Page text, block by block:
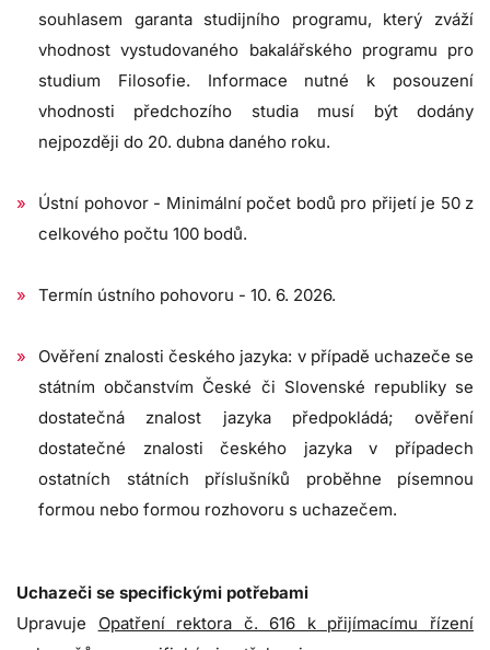
souhlasem garanta studijního programu, který zváží
vhodnost vystudovaného bakalářského programu pro
studium Filosofie. Informace nutné k posouzení
vhodnosti předchozího studia musí být dodány
nejpozději do 20. dubna daného roku.
Ústní pohovor - Minimální počet bodů pro přijetí je 50 z
celkového počtu 100 bodů.
Termín ústního pohovoru - 10. 6. 2026.
Ověření znalosti českého jazyka: v případě uchazeče se
státním občanstvím České či Slovenské republiky se
dostatečná znalost jazyka předpokládá; ověření
dostatečné znalosti českého jazyka v případech
ostatních státních příslušníků proběhne písemnou
formou nebo formou rozhovoru s uchazečem.
Uchazeči se specifickými potřebami
Upravuje Opatření rektora č. 616 k přijímacímu řízení